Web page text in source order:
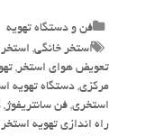
Categories
فن و دستگاه تهویه
Tags
استخر خانگی,
تعویض هوای استخر,
مرکزی, دستگاه تهویه
استخری, فن سانتریفوژ,
راه اندازی تهویه استخر